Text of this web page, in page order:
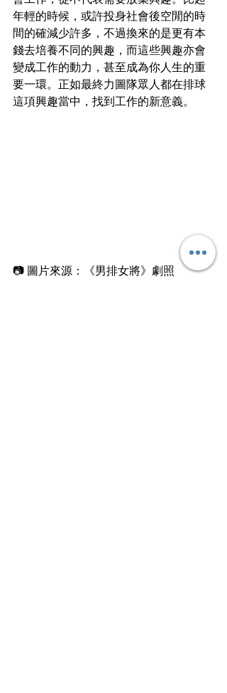
年輕的時候，或許投身社會後空閒的時
間的確減少許多，不過換來的是更有本
錢去培養不同的興趣，而這些興趣亦會
變成工作的動力，甚至成為你人生的重
要一環。正如最終力圖隊眾人都在排球
這項興趣當中，找到工作的新意義。
📷 圖片來源：《男排女將》劇照